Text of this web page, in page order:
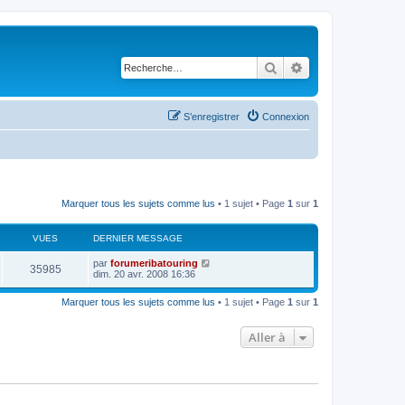
Rechercher
Connexion
S’enregistrer
Marquer tous les sujets comme lus • 1 sujet • Page 1 sur 1
VUES DERNIER MESSAGE
35985V
u
D
e
n
i
a
par forumeribatouring
dim. 20 avr. 2008 16:36
Marquer tous les sujets comme lus • 1 sujet • Page 1 sur 1
Aller à